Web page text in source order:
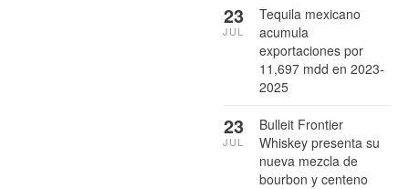
Tequila mexicano
acumula
exportaciones por
11,697 mdd en 2023-
2025
23
JUL
Bulleit Frontier
Whiskey presenta su
nueva mezcla de
bourbon y centeno
23
JUL